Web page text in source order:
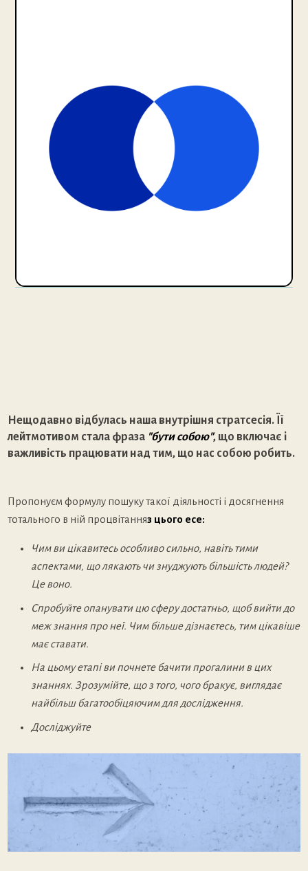
Нещодавно відбулась наша внутрішня стратсесія. Її
лейтмотивом стала фраза "бути собою", що включає і
важливість працювати над тим, що нас собою робить.
Пропонуєм формулу пошуку такої діяльності і досягнення
тотального в ній процвітанняз цього есе:
Чим ви цікавитесь особливо сильно, навіть тими
аспектами, що лякають чи знуджують більшість людей?
Це воно.
Спробуйте опанувати цю сферу достатньо, щоб вийти до
меж знання про неї. Чим більше дізнаєтесь, тим цікавіше
має ставати.
На цьому етапі ви почнете бачити прогалини в цих
знаннях. Зрозумійте, що з того, чого бракує, виглядає
найбільш багатообіцяючим для дослідження.
Досліджуйте